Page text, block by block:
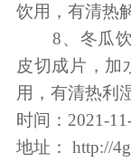
饮用，有清热
8、冬瓜饮
皮切成片，加
用，有清热利
时间：2021-
地址：
http://